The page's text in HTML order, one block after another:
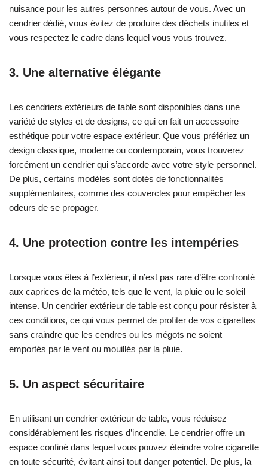
nuisance pour les autres personnes autour de vous. Avec un
cendrier dédié, vous évitez de produire des déchets inutiles et
vous respectez le cadre dans lequel vous vous trouvez.
3. Une alternative élégante
Les cendriers extérieurs de table sont disponibles dans une
variété de styles et de designs, ce qui en fait un accessoire
esthétique pour votre espace extérieur. Que vous préfériez un
design classique, moderne ou contemporain, vous trouverez
forcément un cendrier qui s’accorde avec votre style personnel.
De plus, certains modèles sont dotés de fonctionnalités
supplémentaires, comme des couvercles pour empêcher les
odeurs de se propager.
4. Une protection contre les intempéries
Lorsque vous êtes à l’extérieur, il n’est pas rare d’être confronté
aux caprices de la météo, tels que le vent, la pluie ou le soleil
intense. Un cendrier extérieur de table est conçu pour résister à
ces conditions, ce qui vous permet de profiter de vos cigarettes
sans craindre que les cendres ou les mégots ne soient
emportés par le vent ou mouillés par la pluie.
5. Un aspect sécuritaire
En utilisant un cendrier extérieur de table, vous réduisez
considérablement les risques d’incendie. Le cendrier offre un
espace confiné dans lequel vous pouvez éteindre votre cigarette
en toute sécurité, évitant ainsi tout danger potentiel. De plus, la